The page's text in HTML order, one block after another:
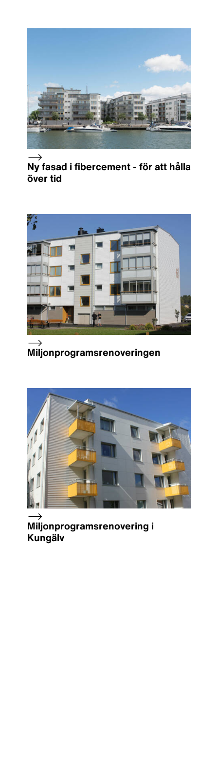
Ny fasad i fibercement - för att hålla
över tid
Miljonprogramsrenoveringen
Miljonprogramsrenovering i
Kungälv